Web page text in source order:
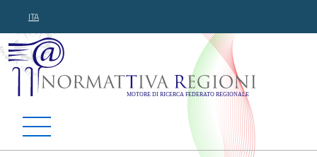
ITA
Normattiva Regioni -